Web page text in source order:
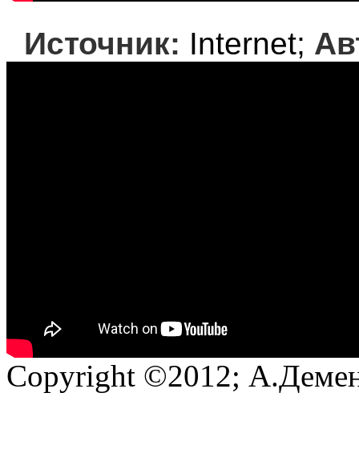
Источник: Internet;
Copyright ©2012;